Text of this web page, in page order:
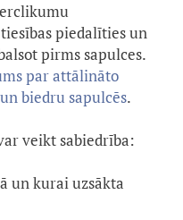
piedalīties un
pirms sapulces.
par attālināto
biedru sapulcēs.
veikt sabiedrība:
un kurai uzsākta